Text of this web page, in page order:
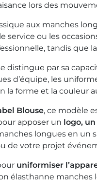
lors des
aux manches
le service ou les
tandis que
distingue par sa
d’équipe, les
la forme et la couleur
Blouse, ce modèle
apposer un logo,
longues en un
de votre projet
uniformiser
élasthanne